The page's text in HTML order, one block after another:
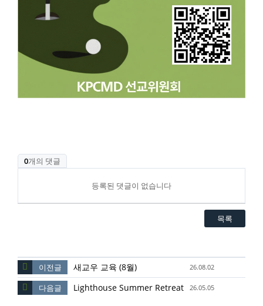
0개의 댓글
등록된 댓글이 없습니다
목록
이전글 새교우 교육 (8월) 26.08.02
다음글 Lighthouse Summer Retreat 26.05.05